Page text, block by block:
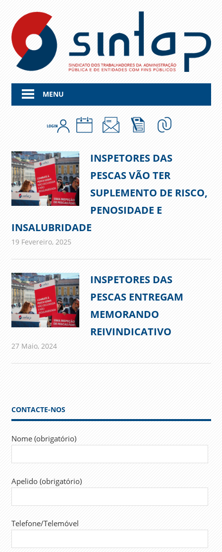
content
MENU
INSPETORES DAS
PESCAS VÃO TER
SUPLEMENTO DE RISCO,
PENOSIDADE E
INSALUBRIDADE
19 Fevereiro, 2025admin
Comunicados
INSPETORES DAS
PESCAS ENTREGAM
MEMORANDO
REIVINDICATIVO
27 Maio, 2024admin
Comunicados
CONTACTE-NOS
Nome (obrigatório)
Apelido (obrigatório)
Telefone/Telemóvel